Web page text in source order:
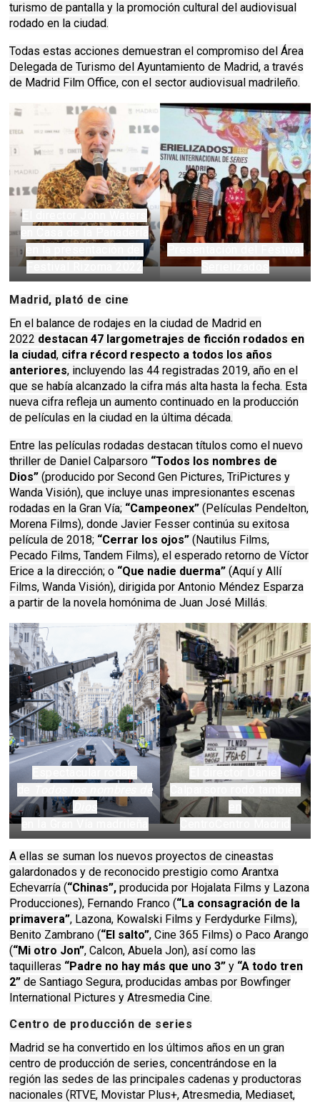
turismo de pantalla y la promoción cultural del audiovisual
rodado en la ciudad.
Todas estas acciones demuestran el compromiso del Área
Delegada de Turismo del Ayuntamiento de Madrid, a través
de Madrid Film Office, con el sector audiovisual madrileño.
en Casa de la Panadería
en la presentación del
Festival Rizoma 2022
Presentación del Festival
Serielizados
Madrid, plató de cine
En el balance de rodajes en la ciudad de Madrid en
2022 destacan 47 largometrajes de ficción rodados en
la ciudad, cifra récord respecto a todos los años
anteriores, incluyendo las 44 registradas 2019, año en el
que se había alcanzado la cifra más alta hasta la fecha. Esta
nueva cifra refleja un aumento continuado en la producción
de películas en la ciudad en la última década.
Entre las películas rodadas destacan títulos como el nuevo
thriller de Daniel Calparsoro “Todos los nombres de
Dios” (producido por Second Gen Pictures, TriPictures y
Wanda Visión), que incluye unas impresionantes escenas
rodadas en la Gran Vía; “Campeonex” (Películas Pendelton,
Morena Films), donde Javier Fesser continúa su exitosa
película de 2018; “Cerrar los ojos” (Nautilus Films,
Pecado Films, Tandem Films), el esperado retorno de Víctor
Erice a la dirección; o “Que nadie duerma”(Aquí y Allí
Films, Wanda Visión), dirigida por Antonio Méndez Esparza
a partir de la novela homónima de Juan José Millás.
Todos los nombres de
Dios
en la Gran Vía madrileña
El director Daniel
Calparsoro rodó también
en
A ellas se suman los nuevos proyectos de cineastas
galardonados y de reconocido prestigio como Arantxa
Echevarría (“Chinas”, producida por Hojalata Films y Lazona
Producciones), Fernando Franco (“La consagración de la
primavera”, Lazona, Kowalski Films y Ferdydurke Films),
Benito Zambrano (“El salto”, Cine 365 Films) o Paco Arango
(“Mi otro Jon”, Calcon, Abuela Jon), así como las
taquilleras “Padre no hay más que uno 3” y “A todo tren
2”de Santiago Segura, producidas ambas por Bowfinger
International Pictures y Atresmedia Cine.
Centro de producción de series
Madrid se ha convertido en los últimos años en un gran
centro de producción de series, concentrándose en la
región las sedes de las principales cadenas y productoras
nacionales (RTVE, Movistar Plus+, Atresmedia, Mediaset,